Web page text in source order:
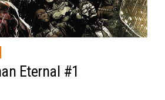
Eternal #1